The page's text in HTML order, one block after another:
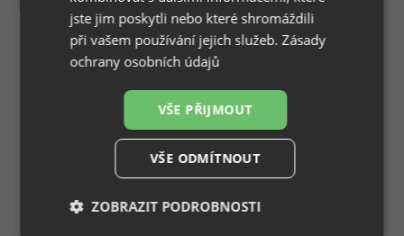
jste jim poskytli nebo které shromáždili
při vašem používání jejich služeb.Zásady
ochrany osobních údajů
VŠE PŘIJMOUT
VŠE ODMÍTNOUT
ZOBRAZIT PODROBNOSTI